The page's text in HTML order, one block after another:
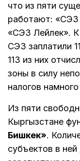
что из пяти
работают:
«СЭЗ Лейлек». К
СЭЗ заплатили
113 из них
зоны в силу
налогов
Из пяти
Кыргызстане
Бишкек».
субъектов в